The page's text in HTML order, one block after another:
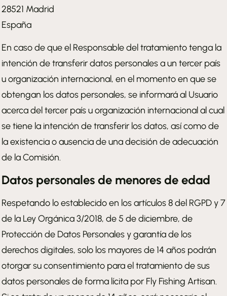
28521 Madrid
España
En caso de que el Responsable del tratamiento tenga la
intención de transferir datos personales a un tercer país
u organización internacional, en el momento en que se
obtengan los datos personales, se informará al Usuario
acerca del tercer país u organización internacional al cual
se tiene la intención de transferir los datos, así como de
la existencia o ausencia de una decisión de adecuación
de la Comisión.
Datos personales de menores de edad
Respetando lo establecido en los artículos 8 del RGPD y 7
de la Ley Orgánica 3/2018, de 5 de diciembre, de
Protección de Datos Personales y garantía de los
derechos digitales, solo los mayores de 14 años podrán
otorgar su consentimiento para el tratamiento de sus
datos personales de forma lícita por Fly Fishing Artisan.